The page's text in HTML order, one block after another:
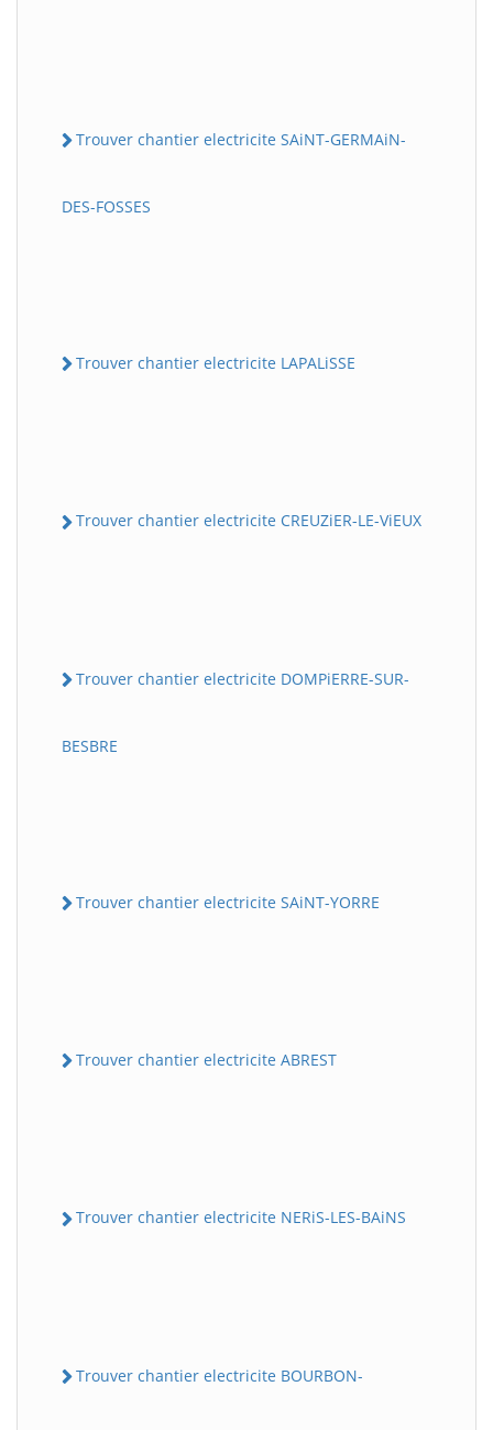
Trouver chantier electricite SAiNT-GERMAiN-
DES-FOSSES
Trouver chantier electricite LAPALiSSE
Trouver chantier electricite CREUZiER-LE-ViEUX
Trouver chantier electricite DOMPiERRE-SUR-
BESBRE
Trouver chantier electricite SAiNT-YORRE
Trouver chantier electricite ABREST
Trouver chantier electricite NERiS-LES-BAiNS
Trouver chantier electricite BOURBON-